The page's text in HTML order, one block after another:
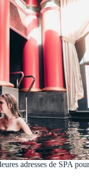
adresses de SPA